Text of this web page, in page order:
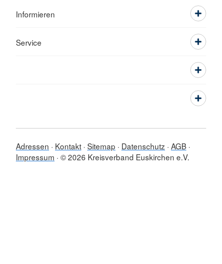
Informieren
Service
Adressen Kontakt Sitemap Datenschutz AGB
Impressum © 2026 Kreisverband Euskirchen e.V.